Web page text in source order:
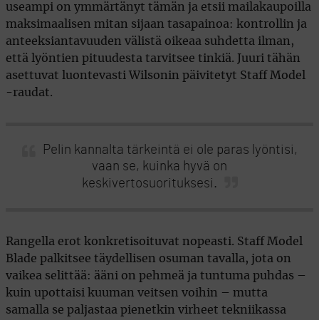
useampi on ymmärtänyt tämän ja etsii mailakaupoilla
maksimaalisen mitan sijaan tasapainoa: kontrollin ja
anteeksiantavuuden välistä oikeaa suhdetta ilman,
että lyöntien pituudesta tarvitsee tinkiä. Juuri tähän
asettuvat luontevasti Wilsonin päivitetyt Staff Model
-raudat.
Pelin kannalta tärkeintä ei ole paras lyöntisi,
vaan se, kuinka hyvä on
keskivertosuorituksesi.
Rangella erot konkretisoituvat nopeasti. Staff Model
Blade palkitsee täydellisen osuman tavalla, jota on
vaikea selittää: ääni on pehmeä ja tuntuma puhdas –
kuin upottaisi kuuman veitsen voihin – mutta
samalla se paljastaa pienetkin virheet tekniikassa